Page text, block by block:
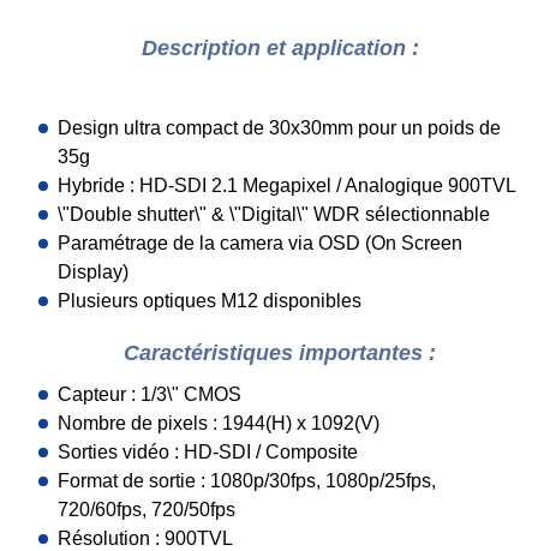
Description et application :
Design ultra compact de 30x30mm pour un poids de
35g
Hybride : HD-SDI 2.1 Megapixel / Analogique 900TVL
\"Double shutter\" & \"Digital\" WDR sélectionnable
Paramétrage de la camera via OSD (On Screen
Display)
Plusieurs optiques M12 disponibles
Caractéristiques importantes :
Capteur : 1/3\" CMOS
Nombre de pixels : 1944(H) x 1092(V)
Sorties vidéo : HD-SDI / Composite
Format de sortie : 1080p/30fps, 1080p/25fps,
720/60fps, 720/50fps
Résolution : 900TVL